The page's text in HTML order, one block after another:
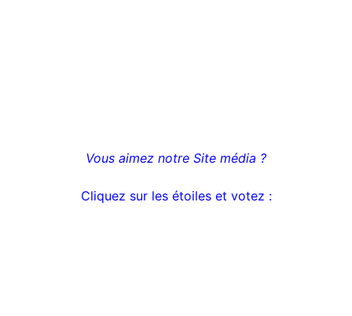
Vous aimez notre Site média ?
Cliquez sur les étoiles et votez :